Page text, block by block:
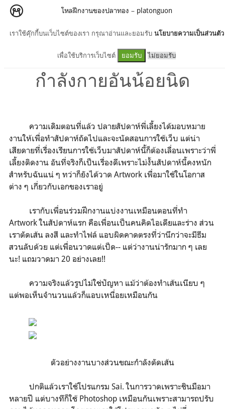
เราใช้คุ๊กกี้บนเว็บไซต์ของเรา กรุณาอ่านและยอมรับ นโยบายความเป็นส่วนตัว
เพื่อใช้บริการเว็บไซต์ ยอมรับ ไม่ยอมรับ
โหลฝึกงานของปลาทอง – platonguon
บันทึกฝึกงาน: เป็ดน้อย กับ
กำลังกายอันน้อยนิด
ความเดิมตอนที่แล้ว ปลายสัปดาห์พี่เลี้ยงได้มอบหมาย
งานให้เพื่อทำสัปดาห์ถัดไปและจะนัดสอนการใช้เว็บ แต่น่า
เสียดายที่เรื่องเรียนการใช้เว็บมาสัปดาห์นี้ก็ต้องเลื่อนเพราะว่าพี่
เลี้ยงติดงาน อันที่จริงก็เป็นเรื่องดีเพราะไม่งั้นสัปดาห์นี้คงหนัก
สำหรับฉันแน่ ๆ ทว่าก็ยังได้วาด Artwork เพื่อมาใช้ในโอกาส
ต่าง ๆ เกี่ยวกับเอกของเราอยู่
เรากับเพื่อนร่วมฝึกงานแบ่งงานเหมือนตอนที่ทำ
Artwork ในสัปดาห์แรก คือเพื่อนเป็นคนคิดไอเดียและร่าง ส่วน
เราตัดเส้น ลงสี และทำไฟล์ แอบผิดคาดตรงที่ว่านึกว่าจะมีธีม
สวนลับด้วย แต่เพื่อนวาดแต่เป็ด-- แต่ว่างานน่ารักมาก ๆ เลย
นะ! แถมวาดมา 20 อย่างเลย!!
ความจริงแล้วรูปไม่ใช่ปัญหา แม้ว่าต้องทำเส้นเนียบ ๆ
แต่พอเห็นจำนวนแล้วก็แอบเหนื่อยเหมือนกัน
ตัวอย่างงานบางส่วนขณะกำลังตัดเส้น
ปกติแล้วเราใช้โปรแกรม Sai. ในการวาดเพราะชินมือมา
หลายปี แต่บางทีก็ใช้ Photoshop เหมือนกันเพราะสามารถปรับ